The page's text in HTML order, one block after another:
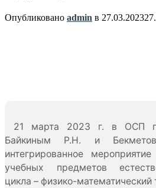
Опубликовано admin в 27.03.2023
21 марта 2023 г. в ОСП
Байкиным Р.Н. и
интегрированное
учебных предметов
цикла – физико-математический